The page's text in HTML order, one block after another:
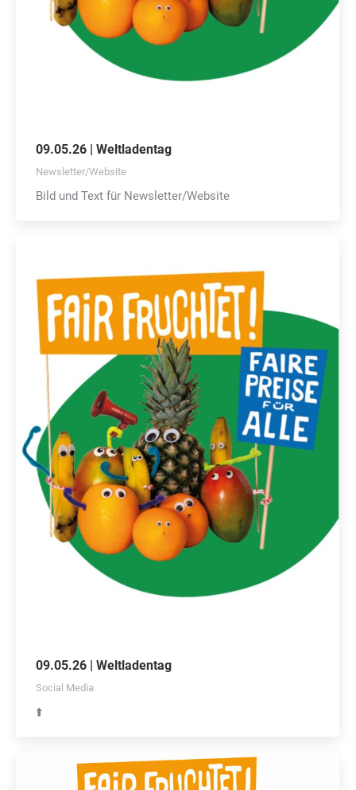
09.05.26 | Weltladentag
Newsletter/Website
Bild und Text für Newsletter/Website
09.05.26 | Weltladentag
Social Media
⬆️